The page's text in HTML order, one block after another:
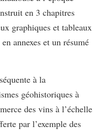
en 3 chapitres
graphiques et tableaux
annexes et un résumé
à la
géohistoriques à
des vins à l’échelle
par l’exemple des